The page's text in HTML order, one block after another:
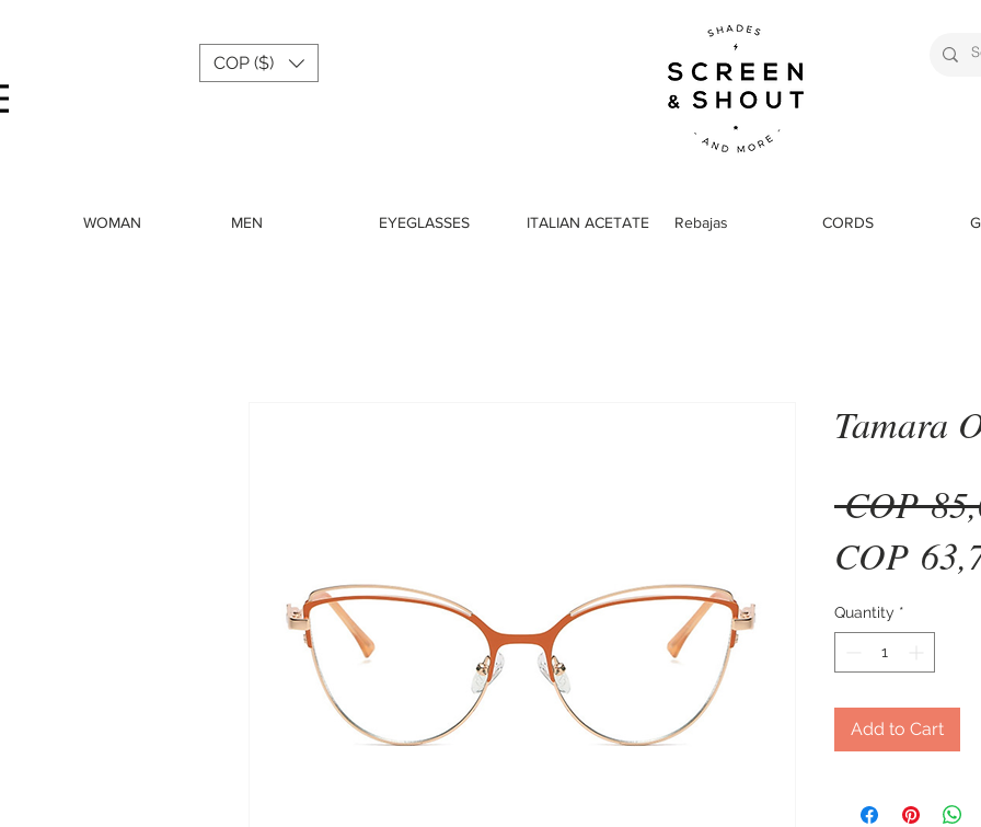
COP ($)
WOMAN MEN EYEGLASSES ITALIAN ACETATE Rebajas CORDS
Tamara
COP
COP
Quantity *
Add to Cart